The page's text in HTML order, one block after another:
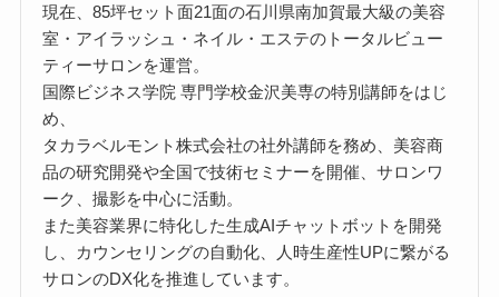
現在、85坪セット面21面の石川県南加賀最大級の美容
室・アイラッシュ・ネイル・エステのトータルビュー
ティーサロンを運営。
国際ビジネス学院 専門学校金沢美専の特別講師をはじ
め、
タカラベルモント株式会社の社外講師を務め、美容商
品の研究開発や全国で技術セミナーを開催、サロンワ
ーク、撮影を中心に活動。
また美容業界に特化した生成AIチャットボットを開発
し、カウンセリングの自動化、人時生産性UPに繋がる
サロンのDX化を推進しています。